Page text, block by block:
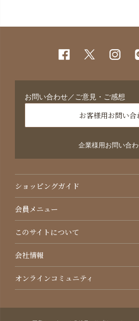
お問い合わせ／ご意見・ご感想
お客様用お問い合
企業様用お問い合わ
ショッピングガイド
会員メニュー
このサイトについて
会社情報
オンラインコミュニティ